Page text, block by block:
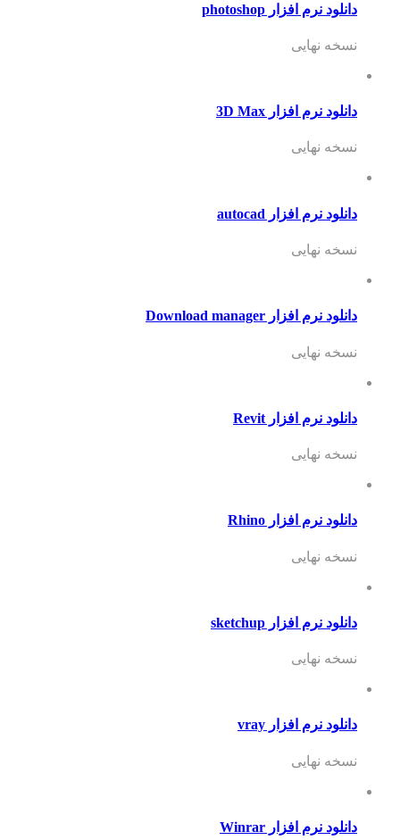
دانلود نرم افزار photoshop
نسخه نهایی
دانلود نرم افزار 3D Max
نسخه نهایی
دانلود نرم افزار autocad
نسخه نهایی
دانلود نرم افزار Download manager
نسخه نهایی
دانلود نرم افزار Revit
نسخه نهایی
دانلود نرم افزار Rhino
نسخه نهایی
دانلود نرم افزار sketchup
نسخه نهایی
دانلود نرم افزار vray
نسخه نهایی
دانلود نرم افزار Winrar